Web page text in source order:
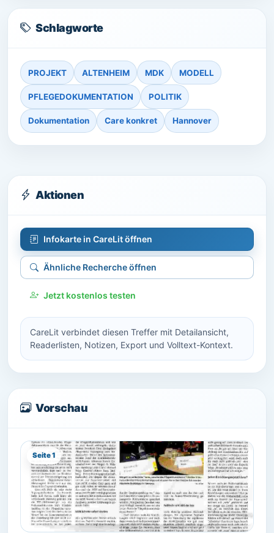
Schlagworte
PROJEKT ALTENHEIM MDK MODELL
PFLEGEDOKUMENTATION POLITIK
Dokumentation Care konkret Hannover
Aktionen
Infokarte in CareLit öffnen
Ähnliche Recherche öffnen
Jetzt kostenlos testen
CareLit verbindet diesen Treffer mit Detailansicht,
Readerlisten, Notizen, Export und Volltext-Kontext.
Vorschau
Seite 1